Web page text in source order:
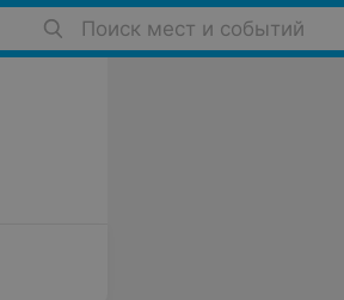
Поиск мест и событий